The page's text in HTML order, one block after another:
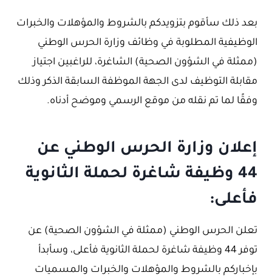
بعد ذلك سأقوم بتزويدكم بالشروط والمؤهلات والخبرات
الوظيفية المطلوبة في وظائف وزارة الحرس الوطني
(ممثلة في الشؤون الصحية) الشاغرة، للراغبين اجتياز
مقابلة التوظيف لدى الجهة الموظفة السابقة الذكر وذلك
وفقًا لما تم نقله من موقع الرسمي وموضح أدناه.
إعلان وزارة الحرس الوطني عن
44 وظيفة شاغرة لحملة الثانوية
فأعلى:
تعلن الحرس الوطني (ممثلة في الشؤون الصحية) عن
توفر 44 وظيفة شاغرة لحملة الثانوية فأعلى، وسأبدأ
بإخباركم بالشروط والمؤهلات والخبرات والمسميات